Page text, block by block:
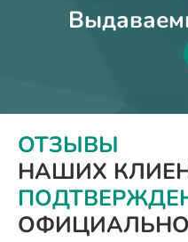
ОТЗЫВЫ
НАШИХ
ОФИЦИАЛЬНО